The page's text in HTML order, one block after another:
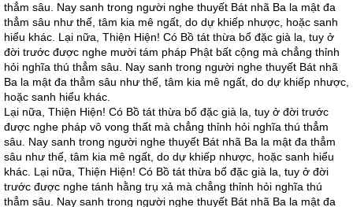
thẳm sâu. Nay sanh trong người nghe thuyết Bát nhã Ba la mật đa
thẳm sâu như thế, tâm kia mê ngất, do dự khiếp nhược, hoặc sanh
hiểu khác. Lại nữa, Thiện Hiện! Có Bồ tát thừa bổ đặc già la, tuy ở
đời trước được nghe mười tám pháp Phật bất cộng mà chẳng thỉnh
hỏi nghĩa thú thẳm sâu. Nay sanh trong người nghe thuyết Bát nhã
Ba la mật đa thẳm sâu như thế, tâm kia mê ngất, do dự khiếp nhược,
hoặc sanh hiểu khác.
Lại nữa, Thiện Hiện! Có Bồ tát thừa bổ đặc già la, tuy ở đời trước
được nghe pháp vô vong thất mà chẳng thỉnh hỏi nghĩa thú thẳm
sâu. Nay sanh trong người nghe thuyết Bát nhã Ba la mật đa thẳm
sâu như thế, tâm kia mê ngất, do dự khiếp nhược, hoặc sanh hiểu
khác. Lại nữa, Thiện Hiện! Có Bồ tát thừa bổ đặc già la, tuy ở đời
trước được nghe tánh hằng trụ xả mà chẳng thỉnh hỏi nghĩa thú
thẳm sâu. Nay sanh trong người nghe thuyết Bát nhã Ba la mật đa